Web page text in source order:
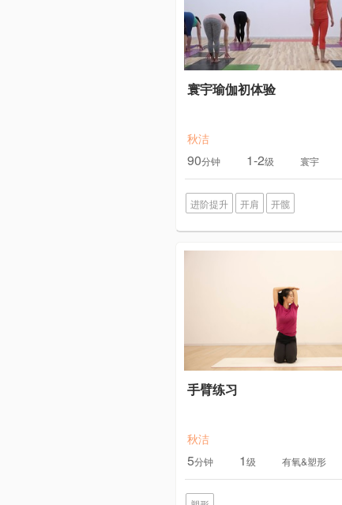
寰宇瑜伽初体验
秋洁
90分钟 1-2级 寰宇
进阶提升 开肩 开髋
手臂练习
秋洁
5分钟 1级 有氧&塑形